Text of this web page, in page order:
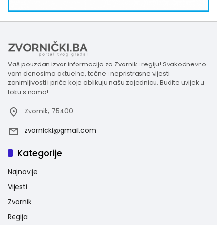
Vaš pouzdan izvor informacija za Zvornik i regiju! Svakodnevno
vam donosimo aktuelne, tačne i nepristrasne vijesti,
zanimljivosti i priče koje oblikuju našu zajednicu. Budite uvijek u
toku s nama!
Zvornik, 75400
zvornicki@gmail.com
Kategorije
Najnovije
Vijesti
Zvornik
Regija